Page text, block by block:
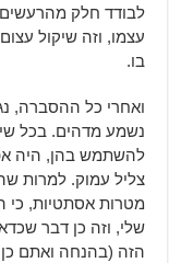
לבודד חלק
עצמו, וזה שיקול
בו.
ואחרי כל ההסברה,
נשמע מדהים. בכל
להשתמש בהן, היה
מטרות אסתטיות, כי
שלי, וזה כן דבר
הזה (בהנחה ואתם כן